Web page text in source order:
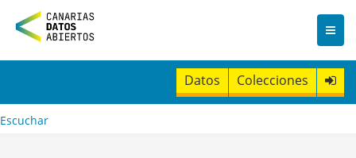
n
t
Datos Colecciones
Escuchar